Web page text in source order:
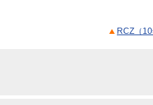
RCZ（